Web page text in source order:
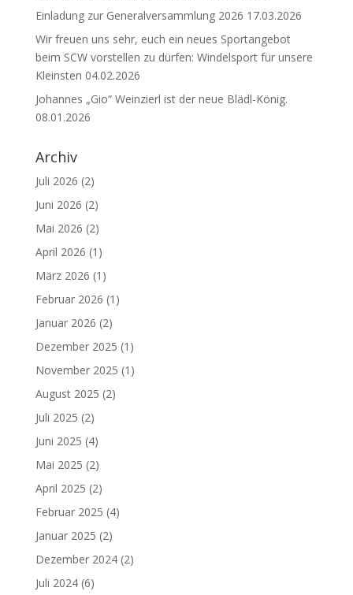
Einladung zur Generalversammlung 2026 17.03.2026
Wir freuen uns sehr, euch ein neues Sportangebot
beim SCW vorstellen zu dürfen: Windelsport für unsere
Kleinsten 04.02.2026
Johannes „Gio“ Weinzierl ist der neue Blädl-König.
08.01.2026
Archiv
Juli 2026 (2)
Juni 2026 (2)
Mai 2026 (2)
April 2026 (1)
März 2026 (1)
Februar 2026 (1)
Januar 2026 (2)
Dezember 2025 (1)
November 2025 (1)
August 2025 (2)
Juli 2025 (2)
Juni 2025 (4)
Mai 2025 (2)
April 2025 (2)
Februar 2025 (4)
Januar 2025 (2)
Dezember 2024(2)
Juli 2024(6)